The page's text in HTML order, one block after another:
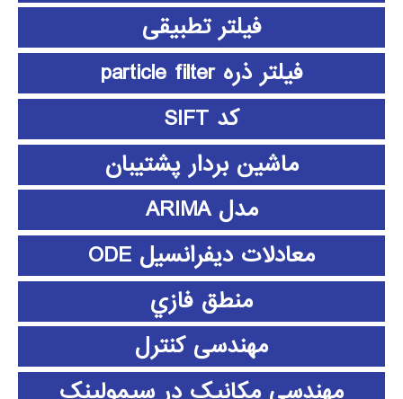
فیلتر تطبیقی
فیلتر ذره particle filter
کد SIFT
ماشین بردار پشتیبان
مدل ARIMA
معادلات دیفرانسیل ODE
منطق فازي
مهندسی کنترل
مهندسی مکانیک در سیمولینک